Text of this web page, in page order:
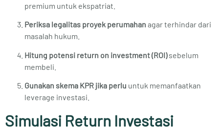
premium untuk ekspatriat.
Periksa legalitas proyek perumahan agar terhindar dari
masalah hukum.
Hitung potensi return on investment (ROI)sebelum
membeli.
Gunakan skema KPR jika perlu untuk memanfaatkan
leverage investasi.
Simulasi Return Investasi